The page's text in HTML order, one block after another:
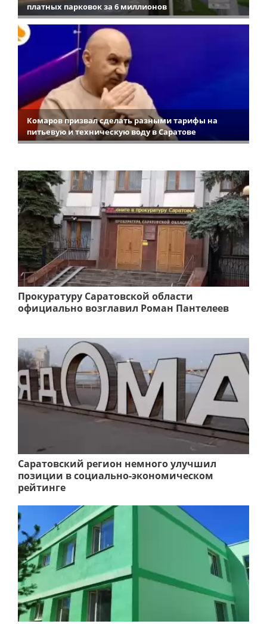
платных парковок за 6 миллионов
Комаров призвал сделать разными тарифы на
питьевую и техническую воду в Саратове
Прокуратуру Саратовской области
официально возглавил Роман Пантелеев
Саратовский регион немного улучшил
позиции в социально-экономическом
рейтинге